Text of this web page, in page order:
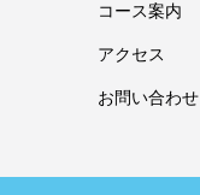
コース案内
アクセス
お問い合わせ